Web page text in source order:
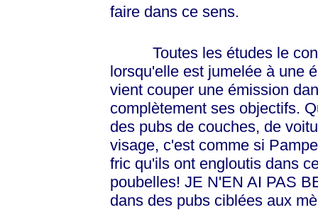
faire dans ce sens.
Toutes les études le
lorsqu'elle est jumelée à une
vient couper une émission
complètement ses objectifs.
des pubs de couches, de
visage, c'est comme si
fric qu'ils ont engloutis dans
poubelles! JE N'EN AI PAS
dans des pubs ciblées aux